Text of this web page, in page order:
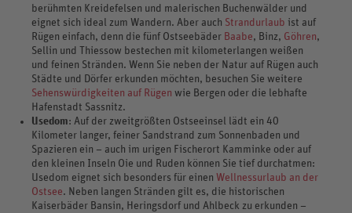
berühmten Kreidefelsen und malerischen Buchenwälder und
eignet sich ideal zum Wandern. Aber auch Strandurlaub ist auf
Rügen einfach, denn die fünf Ostseebäder Baabe, Binz, Göhren,
Sellin und Thiessow bestechen mit kilometerlangen weißen
und feinen Stränden. Wenn Sie neben der Natur auf Rügen auch
Städte und Dörfer erkunden möchten, besuchen Sie weitere
Sehenswürdigkeiten auf Rügen wie Bergen oder die lebhafte
Hafenstadt Sassnitz.
Usedom: Auf der zweitgrößten Ostseeinsel lädt ein 40
Kilometer langer, feiner Sandstrand zum Sonnenbaden und
Spazieren ein – auch im urigen Fischerort Kamminke oder auf
den kleinen Inseln Oie und Ruden können Sie tief durchatmen:
Usedom eignet sich besonders für einen Wellnessurlaub an der
Ostsee. Neben langen Stränden gilt es, die historischen
Kaiserbäder Bansin, Heringsdorf und Ahlbeck zu erkunden –